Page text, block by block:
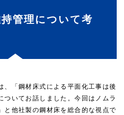
管理について考
、「鋼材床式による平面化工事は後
ついてお話しました。今回はノムラ
と他社製の鋼材床を総合的な視点で